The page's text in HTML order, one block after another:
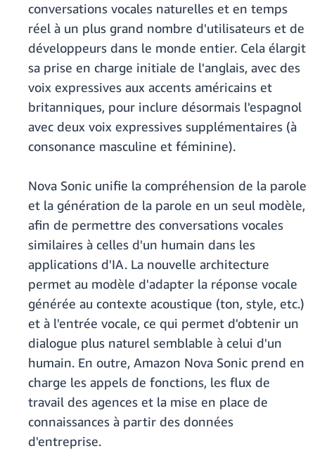
conversations vocales naturelles et en temps
réel à un plus grand nombre d'utilisateurs et de
développeurs dans le monde entier. Cela élargit
sa prise en charge initiale de l'anglais, avec des
voix expressives aux accents américains et
britanniques, pour inclure désormais l'espagnol
avec deux voix expressives supplémentaires (à
consonance masculine et féminine).
Nova Sonic unifie la compréhension de la parole
et la génération de la parole en un seul modèle,
afin de permettre des conversations vocales
similaires à celles d'un humain dans les
applications d'IA. La nouvelle architecture
permet au modèle d'adapter la réponse vocale
générée au contexte acoustique (ton, style, etc.)
et à l'entrée vocale, ce qui permet d'obtenir un
dialogue plus naturel semblable à celui d'un
humain. En outre, Amazon Nova Sonic prend en
charge les appels de fonctions, les flux de
travail des agences et la mise en place de
connaissances à partir des données
d'entreprise.